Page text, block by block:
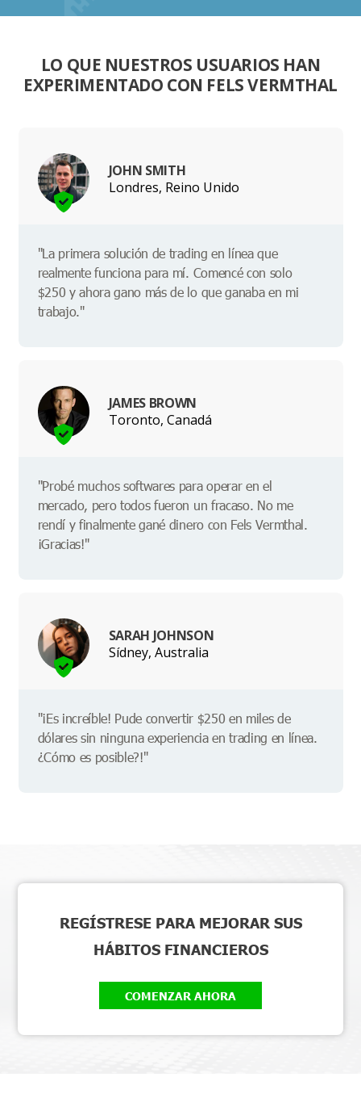
LO QUE NUESTROS USUARIOS HAN
EXPERIMENTADO CON FELS VERMTHAL
JOHN SMITH
Londres, Reino Unido
"La primera solución de trading en línea que
realmente funciona para mí. Comencé con solo
$250 y ahora gano más de lo que ganaba en mi
trabajo."
JAMES BROWN
Toronto, Canadá
"Probé muchos softwares para operar en el
mercado, pero todos fueron un fracaso. No me
rendí y finalmente gané dinero con Fels Vermthal.
¡Gracias!"
SARAH JOHNSON
Sídney, Australia
"¡Es increíble! Pude convertir $250 en miles de
dólares sin ninguna experiencia en trading en línea.
¿Cómo es posible?!"
REGÍSTRESE PARA MEJORAR SUS
HÁBITOS FINANCIEROS
COMENZAR AHORA